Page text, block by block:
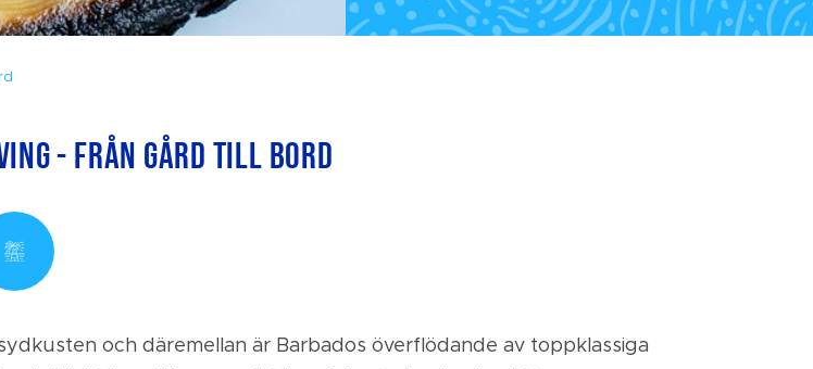
- Från gård till bord
och däremellan är Barbados överflödande av toppklassiga